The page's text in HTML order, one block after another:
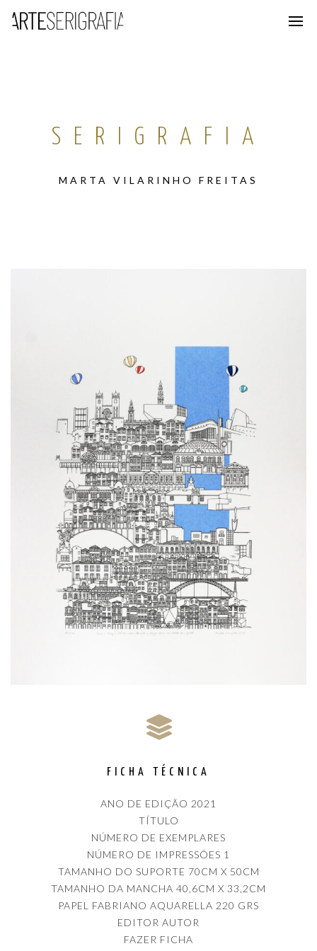
SERIGRAFIA
MARTA VILARINHO FREITAS
FICHA TÉCNICA
ANO DE EDIÇÃO 2021
TÍTULO
NÚMERO DE EXEMPLARES
NÚMERO DE IMPRESSÕES 1
TAMANHO DO SUPORTE 70CM X 50CM
TAMANHO DA MANCHA 40,6CM X 33,2CM
PAPEL FABRIANO AQUARELLA 220 GRS
EDITOR AUTOR
FAZER FICHA